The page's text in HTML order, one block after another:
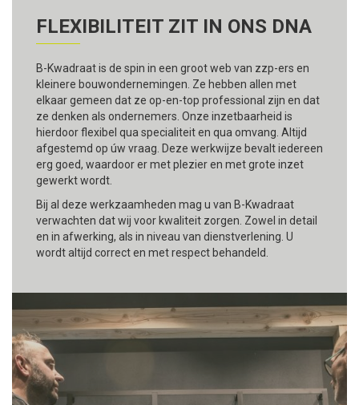
FLEXIBILITEIT ZIT IN ONS DNA
B-Kwadraat is de spin in een groot web van zzp-ers en
kleinere bouwondernemingen. Ze hebben allen met
elkaar gemeen dat ze op-en-top professional zijn en dat
ze denken als ondernemers. Onze inzetbaarheid is
hierdoor flexibel qua specialiteit en qua omvang. Altijd
afgestemd op úw vraag. Deze werkwijze bevalt iedereen
erg goed, waardoor er met plezier en met grote inzet
gewerkt wordt.
Bij al deze werkzaamheden mag u van B-Kwadraat
verwachten dat wij voor kwaliteit zorgen. Zowel in detail
en in afwerking, als in niveau van dienstverlening. U
wordt altijd correct en met respect behandeld.